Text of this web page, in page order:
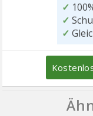
✓
✓
✓